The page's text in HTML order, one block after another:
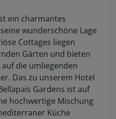
ein charmantes
wunderschöne Lage
Cottages liegen
Gärten und bieten
die umliegenden
Das zu unserem Hotel
Gardens ist auf
hochwertige Mischung
Küche